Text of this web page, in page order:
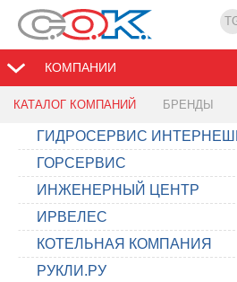
КОМПАНИИ
КАТАЛОГ КОМПАНИЙ БРЕНДЫ
ГИДРОСЕРВИС
ГОРСЕРВИС
ИНЖЕНЕРНЫЙ ЦЕНТР
ИРВЕЛЕС
КОТЕЛЬНАЯ КОМПАНИЯ
РУКЛИ.РУ